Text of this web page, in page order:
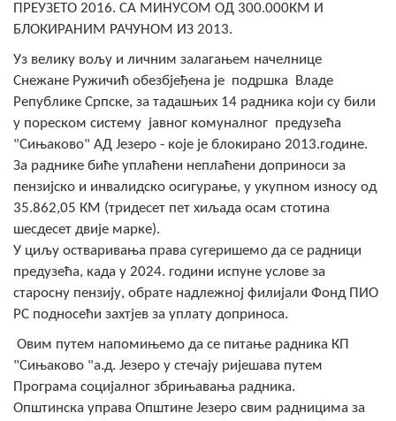
ФИНАНСИЈЕ
ПРИВРЕДА
Пољопривреда
Туризам
Спорт
ЦИВИЛНА ЗАШТИТА
КОНТАКТ
ПРЕУЗЕТО 2016. СА МИНУСОМ ОД 300.000КМ И
БЛОКИРАНИМ РАЧУНОМ ИЗ 2013.
Уз велику вољу и личним залагањем начелнице
Снежане Ружичић обезбјеђена је подршка Владе
Републике Српске, за тадашњих 14 радника који су били
у пореском систему јавног комуналног предузећа
"Сињаково" АД Језеро - које је блокирано 2013.године.
За раднике биће уплаћени неплаћени доприноси за
пензијско и инвалидско осигурање, у укупном износу од
35.862,05 КМ (тридесет пет хиљада осам стотина
шесдесет двије марке).
У циљу остваривања права сугеришемо да се радници
предузећа, када у 2024. години испуне услове за
старосну пензију, обрате надлежној филијали Фонд ПИО
РС подносећи захтјев за уплату доприноса.
Овим путем напомињемо да се питање радника КП
"Сињаково "а.д. Језеро у стечају ријешава путем
Програма социјалног збрињавања радника.
Општинска управа Општине Језеро свим радницима за